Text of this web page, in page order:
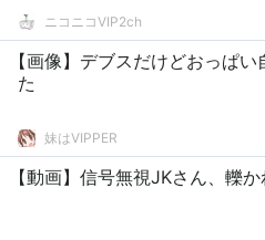
ニコニコVIP2ch
【画像】デブスだけどおっぱい
た
妹はVIPPER
【動画】信号無視JKさん、轢